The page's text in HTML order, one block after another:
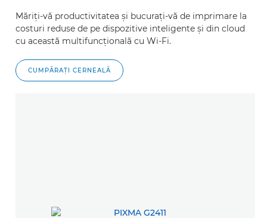
Măriţi-vă productivitatea şi bucuraţi-vă de imprimare la
costuri reduse de pe dispozitive inteligente şi din cloud
cu această multifuncţională cu Wi-Fi.
CUMPĂRAŢI CERNEALĂ